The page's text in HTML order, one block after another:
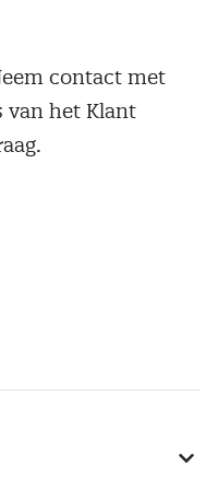
contact met
van het Klant